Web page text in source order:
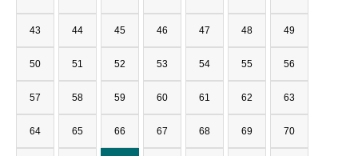
43 44 45 46 47 48 49
50 51 52 53 54 55 56
57 58 59 60 61 62 63
64 65 66 67 68 69 70